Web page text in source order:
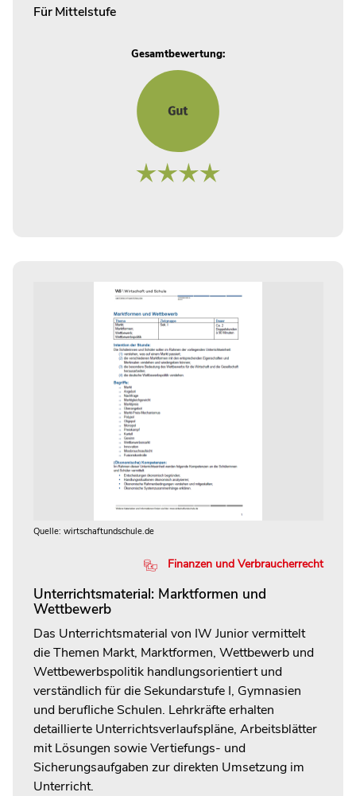
Für Mittelstufe
Gesamtbewertung:
Quelle: wirtschaftundschule.de
Finanzen und Verbraucherrecht
Unterrichtsmaterial: Marktformen und
Wettbewerb
Das Unterrichtsmaterial von IW Junior vermittelt
die Themen Markt, Marktformen, Wettbewerb und
Wettbewerbspolitik handlungsorientiert und
verständlich für die Sekundarstufe I, Gymnasien
und berufliche Schulen. Lehrkräfte erhalten
detaillierte Unterrichtsverlaufspläne, Arbeitsblätter
mit Lösungen sowie Vertiefungs- und
Sicherungsaufgaben zur direkten Umsetzung im
Unterricht.